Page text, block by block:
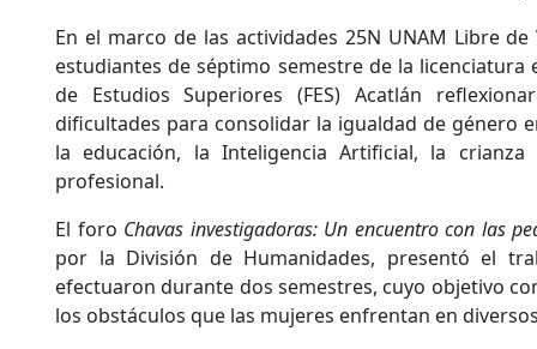
En el marco de las actividades 25N UNAM Libre
estudiantes de séptimo semestre de la licenciatura
de Estudios Superiores (FES) Acatlán
dificultades para consolidar la igualdad de género
la educación, la Inteligencia Artificial, la
profesional.
El foro Chavas investigadoras: Un encuentro con las
por la División de Humanidades, presentó el
efectuaron durante dos semestres, cuyo objetivo
los obstáculos que las mujeres enfrentan en